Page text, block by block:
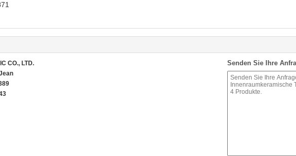
CO., LTD.
Senden Sie Ihre